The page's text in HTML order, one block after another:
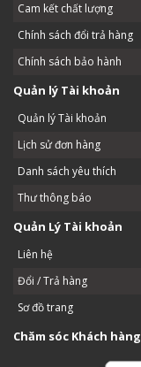
Cam kết chất lượng
Chính sách đổi trả hàng
Chính sách bảo hành
Quản lý Tài khoản
Quản lý Tài khoản
Lịch sử đơn hàng
Danh sách yêu thích
Thư thông báo
Quản Lý Tài khoản
Liên hệ
Đổi / Trả hàng
Sơ đồ trang
Chăm sóc Khách hàng